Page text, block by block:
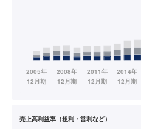
売上高利益率（粗利・営利など）